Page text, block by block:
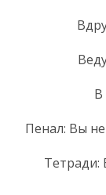
В
Пенал: Вы
Тетради: